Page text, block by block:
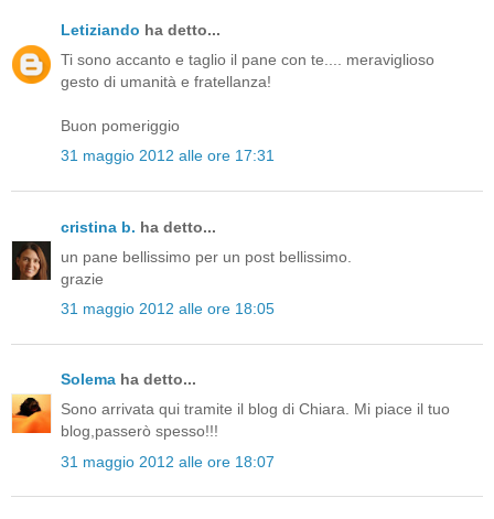
Letiziando ha detto...
Ti sono accanto e taglio il pane con te.... meraviglioso
gesto di umanità e fratellanza!
Buon pomeriggio
31 maggio 2012 alle ore 17:31
cristina b. ha detto...
un pane bellissimo per un post bellissimo.
grazie
31 maggio 2012 alle ore 18:05
Solema ha detto...
Sono arrivata qui tramite il blog di Chiara. Mi piace il tuo
blog,passerò spesso!!!
31 maggio 2012 alle ore 18:07